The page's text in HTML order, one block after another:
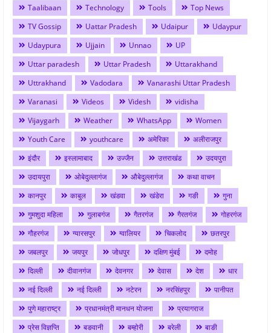
Taalibaan
Technology Tools
Top News
TV Gossip
Uattar Pradesh Udaipur
Udaypur
Udaypura
Ujjain Unnao
UP
Uttar paradesh
Uttar Pradesh
Uttarakhand
Uttrakhand
Vadodara
Vanarashi Uttar Pradesh
Varanasi
Videos Videsh
vidisha
Vijaygarh
Weather WhatsApp
Women
Youth Care
youthcare अमेरिका
अलीराजपुर
इंदौर
इस्लामाबाद उज्जैन उत्तराखंड
उदयपुरा
उदायपुरा
ओबेदुल्लागंज औबेदुल्लागंज
कथा वाचन
कानपुर
काबुल खंडवा खंडेरा गङी
गुना
गुमशुदा महिला
गुलाबगंज गैतरगंज गैरतगंज
गोहरगंज
गौहरगंज
ग्यारसपुर ग्वालियर चिकलोद
छतरपुर
जबलपुर
जयपुर जोधपुर दक्षिण मुंबई
दमोह
दिल्ली
दीवानगंज देवनगर देवास देश
धार
नई दिल्ली
नई दिल्ली नटेरन नरसिंहपुर
पानीपत
पुणे महाराष्ट्र
प्रधानमंत्री मानधन योजना
प्रयागराज
प्रेस विज्ञप्ति
बङवानी बम्होरी बरेली
बाङी